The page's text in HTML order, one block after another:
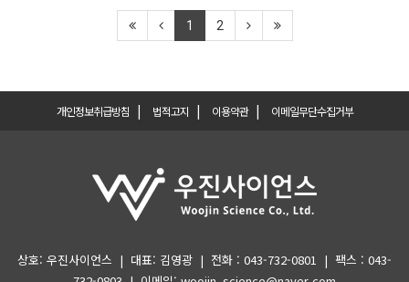
1 2
개인정보취급방침 | 법적고지 | 이용약관| 이메일무단수집거부
상호: 우진사이언스 | 대표: 김영광 | 전화 : 043-732-0801 | 팩스 : 043-